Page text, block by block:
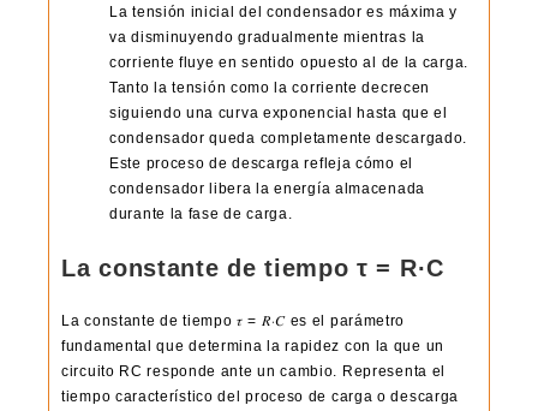
La tensión inicial del condensador es máxima y
va disminuyendo gradualmente mientras la
corriente fluye en sentido opuesto al de la carga.
Tanto la tensión como la corriente decrecen
siguiendo una curva exponencial hasta que el
condensador queda completamente descargado.
Este proceso de descarga refleja cómo el
condensador libera la energía almacenada
durante la fase de carga.
La constante de tiempo τ = R·C
La constante de tiempo 𝜏 = 𝑅⋅𝐶 es el parámetro
fundamental que determina la rapidez con la que un
circuito RC responde ante un cambio. Representa el
tiempo característico del proceso de carga o descarga